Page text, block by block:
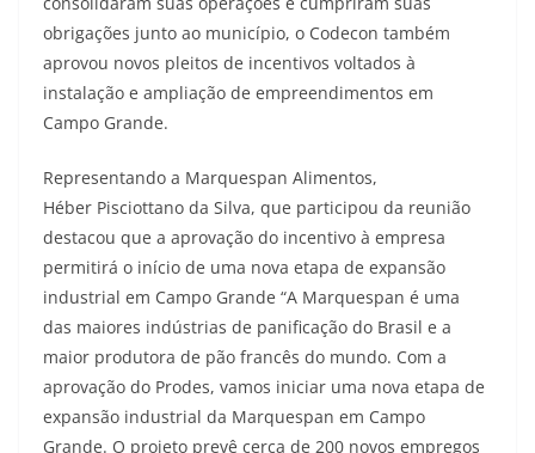
obrigações junto ao município, o Codecon também
aprovou novos pleitos de incentivos voltados à
instalação e ampliação de empreendimentos em
Campo Grande.
Representando a Marquespan Alimentos,
Héber Pisciottano da Silva, que participou da reunião
destacou que a aprovação do incentivo à empresa
permitirá o início de uma nova etapa de expansão
industrial em Campo Grande “A Marquespan é uma
das maiores indústrias de panificação do Brasil e a
maior produtora de pão francês do mundo. Com a
aprovação do Prodes, vamos iniciar uma nova etapa de
expansão industrial da Marquespan em Campo
Grande. O projeto prevê cerca de 200 novos empregos